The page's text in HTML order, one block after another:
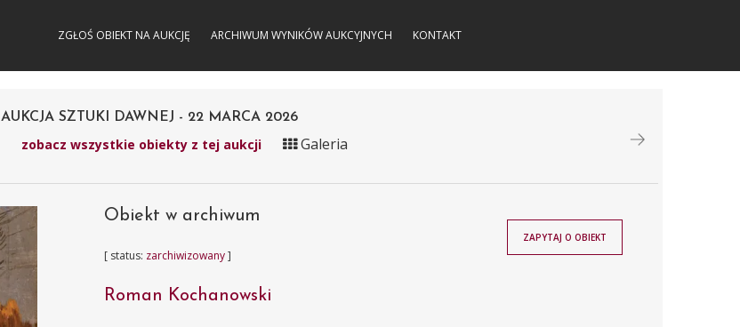
ZGŁOŚ OBIEKT NA AUKCJĘ ARCHIWUM WYNIKÓW AUKCYJNYCH KONTAKT
AUKCJA SZTUKI DAWNEJ - 22 MARCA 2026
zobacz wszystkie obiekty z tej aukcji Galeria
Obiekt w archiwum
[ status: zarchiwizowany]
Roman Kochanowski
ZAPYTAJ O OBIEKT